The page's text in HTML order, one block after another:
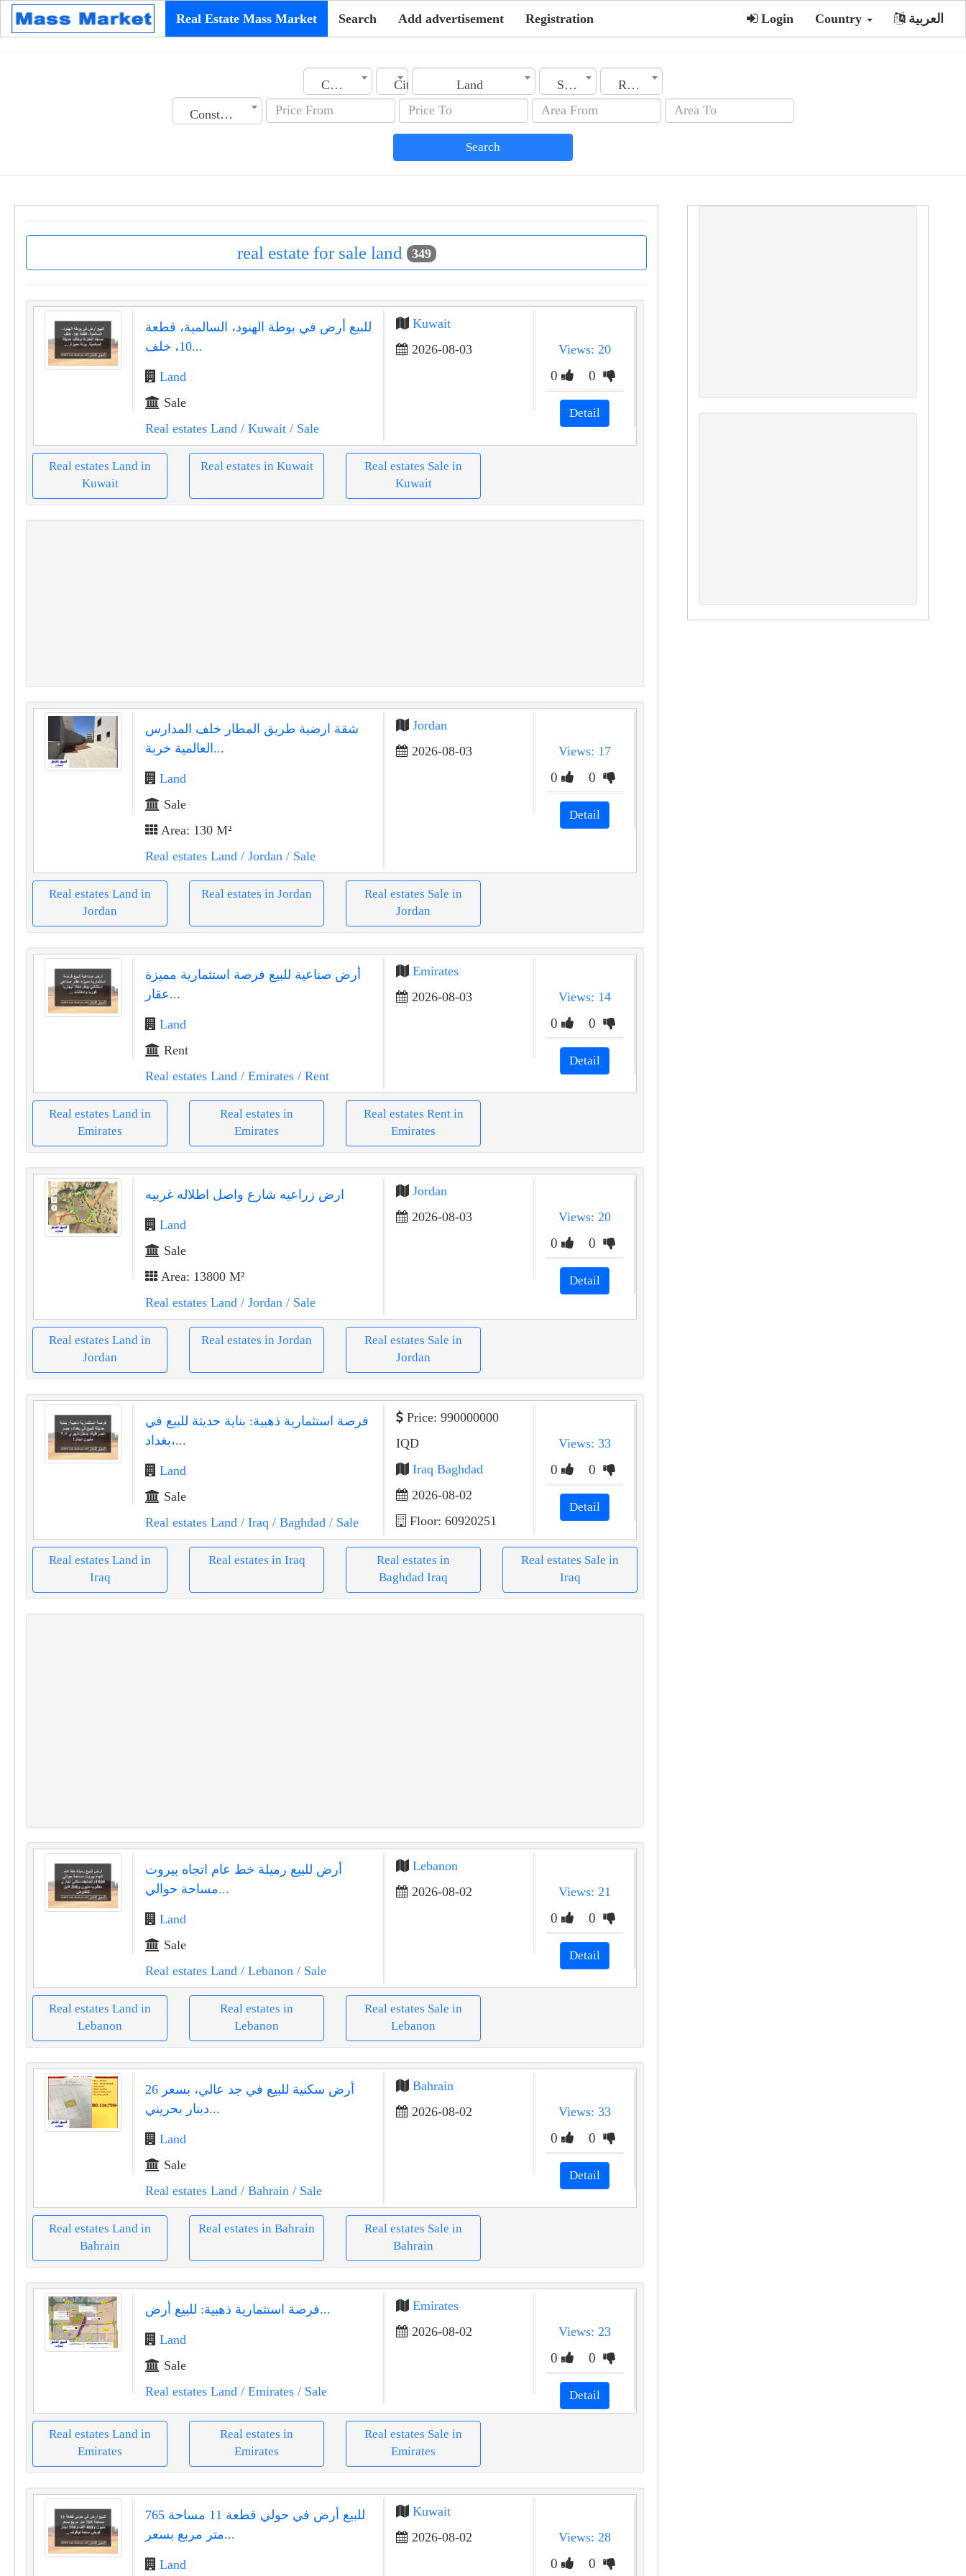
Real Estate Mass Market Search Add advertisement Registration Login Country العربية
Country City Land Section Rooms No.
Construction Date
Search
real estate for sale land 349
للبيع أرض في بوطة الهنود، السالمية، قطعة
10، خلف...
Land
Sale
Real estates Land / Kuwait/ Sale
Kuwait
2026-08-03
Views: 20
0 0
Detail
Real estates Land in
Kuwait
Real estates in Kuwait
Real estates Sale in
Kuwait
شقة ارضية طريق المطار خلف المدارس
العالمية خربة...
Land
Sale
Area: 130 M²
Real estates Land / Jordan / Sale
Jordan
2026-08-03
Views: 17
0 0
Detail
Real estates Land in
Jordan
Real estates in Jordan
Real estates Sale in
Jordan
أرض صناعية للبيع فرصة استثمارية مميزة
عقار...
Land
Rent
Real estates Land / Emirates/ Rent
Emirates
2026-08-03
Views: 14
0 0
Detail
Real estates Land in
Emirates
Real estates in
Emirates
Real estates Rent in
Emirates
ارض زراعيه شارع واصل اطلاله غربيه
Land
Sale
Area: 13800 M²
Real estates Land / Jordan / Sale
Jordan
2026-08-03
Views: 20
0 0
Detail
Real estates Land in
Jordan
Real estates in Jordan
Real estates Sale in
Jordan
فرصة استثمارية ذهبية: بناية حديثة للبيع في
بغداد،...
Land
Sale
Real estates Land / Iraq / Baghdad / Sale
Price: 990000000
IQD
Iraq Baghdad
2026-08-02
Floor: 60920251
Views: 33
0 0
Detail
Real estates Land in
Iraq
Real estates in Iraq
Real estates in
Baghdad Iraq
Real estates Sale in
Iraq
أرض للبيع رميلة خط عام اتجاه بيروت
مساحة حوالي...
Land
Sale
Real estates Land / Lebanon / Sale
Lebanon
2026-08-02
Views: 21
0 0
Detail
Real estates Land in
Lebanon
Real estates in
Lebanon
Real estates Sale in
Lebanon
أرض سكنية للبيع في جد عالي، بسعر 26
دينار بحريني...
Land
Sale
Real estates Land / Bahrain / Sale
Bahrain
2026-08-02
Views: 33
0 0
Detail
Real estates Land in
Bahrain
Real estates in Bahrain
Real estates Sale in
Bahrain
فرصة استثمارية ذهبية: للبيع أرض...
Land
Sale
Real estates Land / Emirates/ Sale
Emirates
2026-08-02
Views: 23
0 0
Detail
Real estates Land in
Emirates
Real estates in
Emirates
Real estates Sale in
Emirates
للبيع أرض في حولي قطعة 11 مساحة 765
متر مربع بسعر...
Land
Kuwait
2026-08-02
Views: 28
0 0